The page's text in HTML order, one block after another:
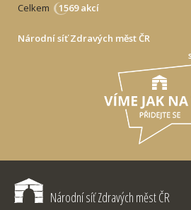
Celkem
1569 akcí
Národní síť Zdravých měst ČR
Národní síť Zdravých měst ČR